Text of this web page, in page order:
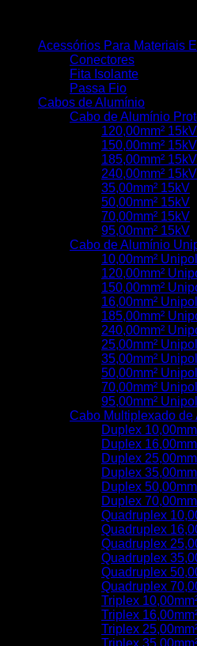
Acessórios Para Materiais
Conectores
Fita Isolante
Passa Fio
Cabos de Alumínio
Cabo de Alumínio
120,00mm² 15kV
150,00mm² 15kV
185,00mm² 15kV
240,00mm² 15kV
35,00mm² 15kV
50,00mm² 15kV
70,00mm² 15kV
95,00mm² 15kV
Cabo de Alumínio
10,00mm²
120,00mm²
150,00mm²
16,00mm²
185,00mm²
240,00mm²
25,00mm²
35,00mm²
50,00mm²
70,00mm²
95,00mm²
Cabo Multiplexado de
Duplex
Duplex
Duplex
Duplex
Duplex
Duplex
Quadruplex
Quadruplex
Quadruplex
Quadruplex
Quadruplex
Quadruplex
Triplex
Triplex
Triplex